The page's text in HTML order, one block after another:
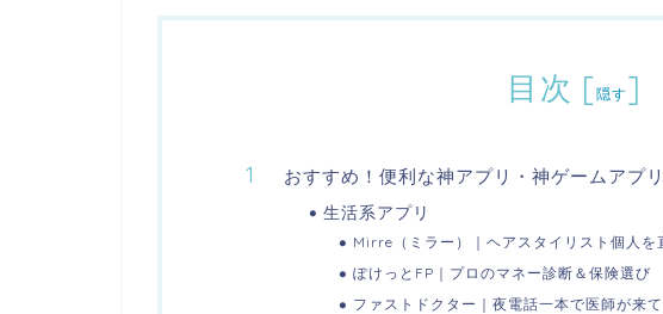
目次 [隠す]
おすすめ！便利な神アプリ・神ゲームアプ
生活系アプリ
Mirre（ミラー）｜ヘアスタイリスト個人を
ぽけっとFP｜プロのマネー診断＆保険選び
ファストドクター｜夜電話一本で医師が来